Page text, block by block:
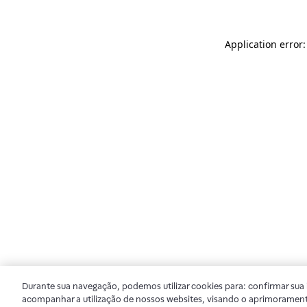
Application
Durante sua navegação, podemos utilizar cookies para: confirmar
acompanhar a utilização de nossos websites, visando o